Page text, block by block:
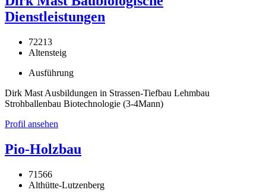
Dienstleistungen
72213
Altensteig
Ausführung
Dirk Mast Ausbildungen in Strassen-Tiefbau Lehmbau
Strohballenbau Biotechnologie (3-4Mann)
Profil ansehen
Pio-Holzbau
71566
Althütte-Lutzenberg